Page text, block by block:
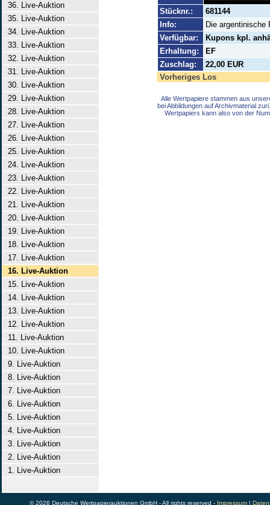
36. Live-Auktion
35. Live-Auktion
34. Live-Auktion
33. Live-Auktion
32. Live-Auktion
31. Live-Auktion
30. Live-Auktion
29. Live-Auktion
28. Live-Auktion
27. Live-Auktion
26. Live-Auktion
25. Live-Auktion
24. Live-Auktion
23. Live-Auktion
22. Live-Auktion
21. Live-Auktion
20. Live-Auktion
19. Live-Auktion
18. Live-Auktion
17. Live-Auktion
16. Live-Auktion
15. Live-Auktion
14. Live-Auktion
13. Live-Auktion
12. Live-Auktion
11. Live-Auktion
10. Live-Auktion
9. Live-Auktion
8. Live-Auktion
7. Live-Auktion
6. Live-Auktion
5. Live-Auktion
4. Live-Auktion
3. Live-Auktion
2. Live-Auktion
1. Live-Auktion
Stücknr.:
681144
Info:
Die argentinische
Verfügbar:
Kupons kpl.
Erhaltung:
EF
Zuschlag:
22,00 EUR
Vorheriges Los
Alle Wertpapiere stammen aus
bei Abbildungen auf Archivmaterial
Wertpapiers kann also von der
© 2026 Deutsche Wertpapierauktionen GmbH - All rights reserved - Impressum|